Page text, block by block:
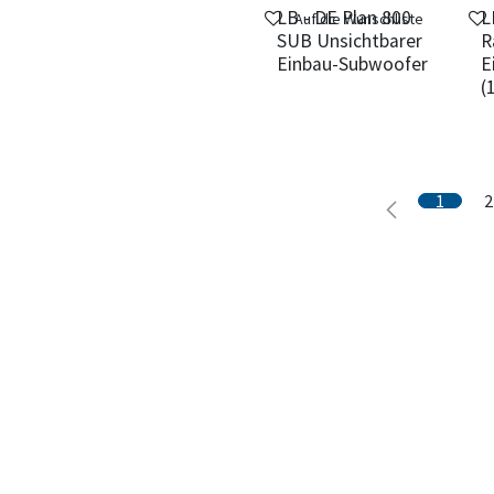
LB - DE Plan 800
SUB Unsichtbarer
Einbau-Subwoofer
Auf die Wunschliste
1 2